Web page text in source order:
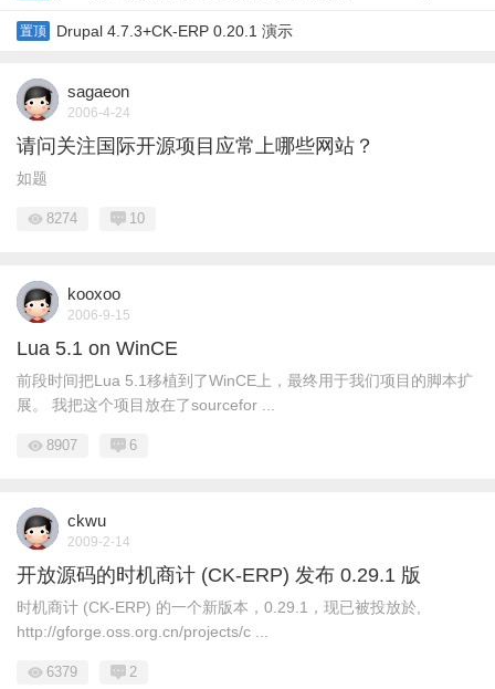
置顶 Drupal 4.7.3+CK-ERP 0.20.1 演示
sagaeon
2006-4-24
请问关注国际开源项目应常上哪些网站？
如题
8274 10
kooxoo
2006-9-15
Lua 5.1 on WinCE
前段时间把Lua 5.1移植到了WinCE上，最终用于我们项目的脚本扩
展。 我把这个项目放在了sourcefor ...
8907 6
ckwu
2009-2-14
开放源码的时机商计 (CK-ERP) 发布 0.29.1 版
时机商计 (CK-ERP) 的一个新版本，0.29.1，现已被投放於,
http://gforge.oss.org.cn/projects/c ...
6379 2